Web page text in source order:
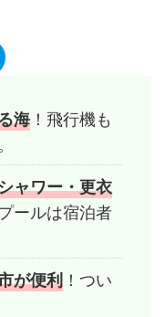
海 ！飛行機も
ャワー・更衣
ールは宿泊者
が便利 ！つい